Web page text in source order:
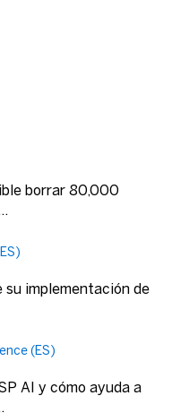
borrar 80,000
su implementación de
(ES)
AI y cómo ayuda a